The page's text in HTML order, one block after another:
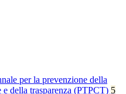
per la prevenzione della
e della trasparenza (PTPCT) 5